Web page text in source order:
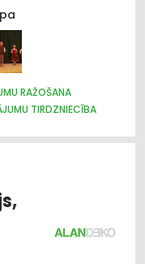
RAŽOŠANA
TIRDZNIECĪBA